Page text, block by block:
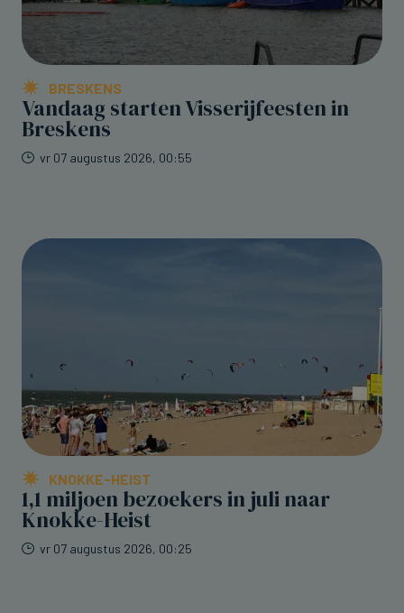
BRESKENS
Vandaag starten Visserijfeesten in
Breskens
vr 07 augustus 2026, 00:55
KNOKKE-HEIST
1,1 miljoen bezoekers in juli naar
Knokke-Heist
vr 07 augustus 2026, 00:25